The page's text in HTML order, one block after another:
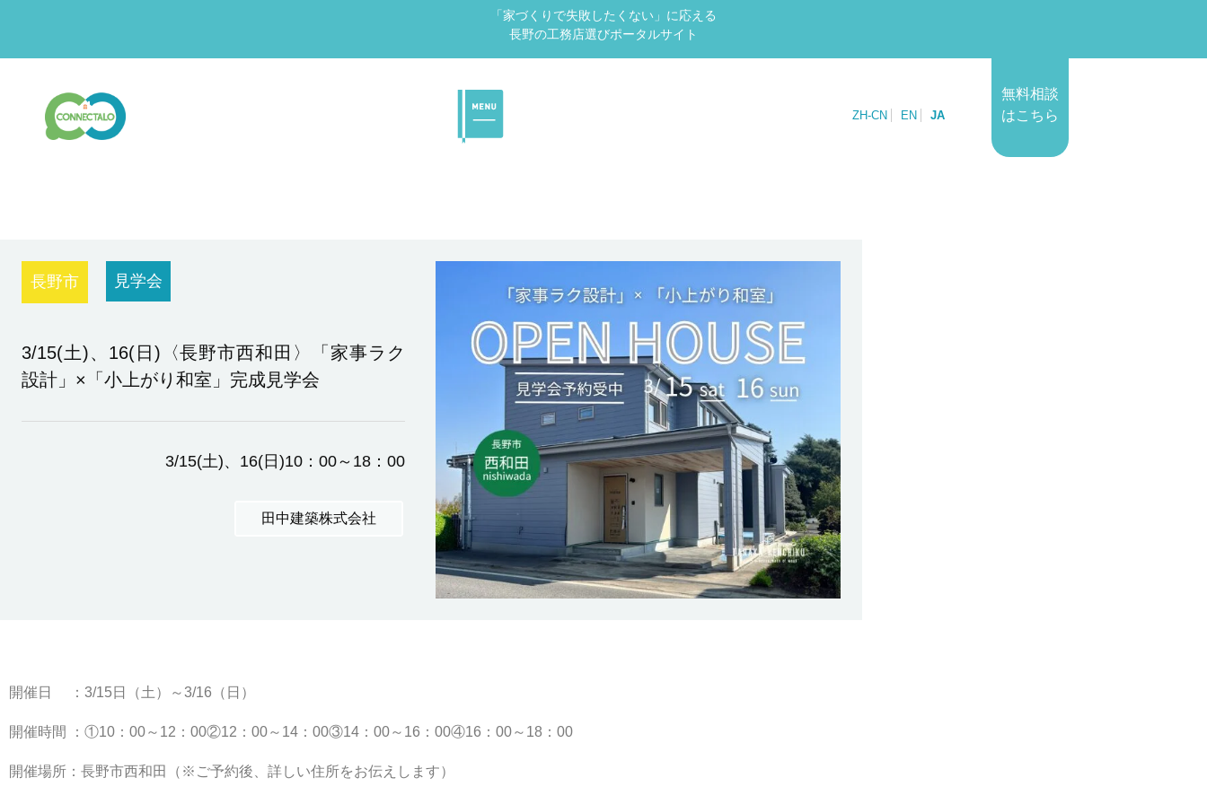
「家づくりで失敗したくない」に応える
長野の工務店選びポータルサイト
ZH-CN EN JA
無料相談
はこちら
長野市 見学会
3/15(土)、16(日)〈長野市西和田〉「家事ラク
設計」×「小上がり和室」完成見学会
3/15(土)、16(日)10：00～18：00
田中建築株式会社
開催日 ：3/15日（土）～3/16（日）
開催時間 ：①10：00～12：00②12：00～14：00③14：00～16：00④16：00～18：00
開催場所：長野市西和田（※ご予約後、詳しい住所をお伝えします）